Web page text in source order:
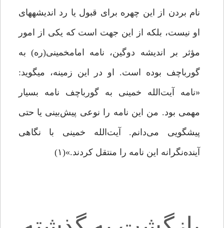
نام بردن از این چهره برای قبول یا رد اندیشه­های
او نیست، بلکه از این جهت است که یکی از امور
مؤثر بر اندیشه دوگین، نامه امام­خمینی­(ره) به
گورباچف بوده است. او در این زمینه، می­گوید:‌
«نامه آیت‌الله خمینی به گورباچف نامه‌ بسیار
مهمی بود. من این نامه را نوعی پیش‌بینی یا حتی
پیشگویی می‌دانم. آیت‌الله خمینی با نگاهی
آینده‌نگرانه این نامه را منتقل کردند.»(۱)